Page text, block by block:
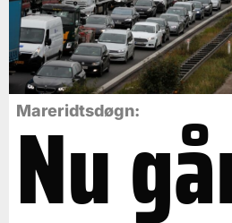
Mareridtsdøgn:
Nu